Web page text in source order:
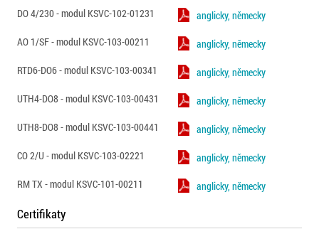
DO 4/230 - modul KSVC-102-01231
anglicky, německy
AO 1/SF - modul KSVC-103-00211
anglicky, německy
RTD6-DO6 - modul KSVC-103-00341
anglicky, německy
UTH4-DO8 - modul KSVC-103-00431
anglicky, německy
UTH8-DO8 - modul KSVC-103-00441
anglicky, německy
CO 2/U - modul KSVC-103-02221
anglicky, německy
RM TX - modul KSVC-101-00211
anglicky, německy
Certifikaty